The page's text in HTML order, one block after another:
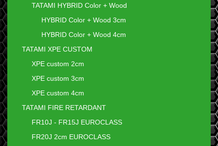
TATAMI HYBRID Color + Wood
HYBRID Color + Wood 3cm
HYBRID Color + Wood 4cm
TATAMI XPE CUSTOM
XPE custom 2cm
XPE custom 3cm
XPE custom 4cm
TATAMI FIRE RETARDANT
FR10J - FR15J EUROCLASS
FR20J 2cm EUROCLASS